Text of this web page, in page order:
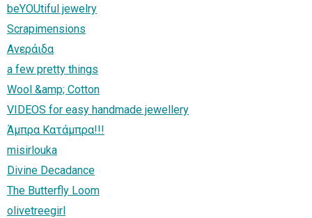
beYOUtiful jewelry
Scrapimensions
Ανεράιδα
a few pretty things
Wool &amp; Cotton
VIDEOS for easy handmade jewellery
Άμπρα Κατάμπρα!!!
misirlouka
Divine Decadance
The Butterfly Loom
olivetreegirl